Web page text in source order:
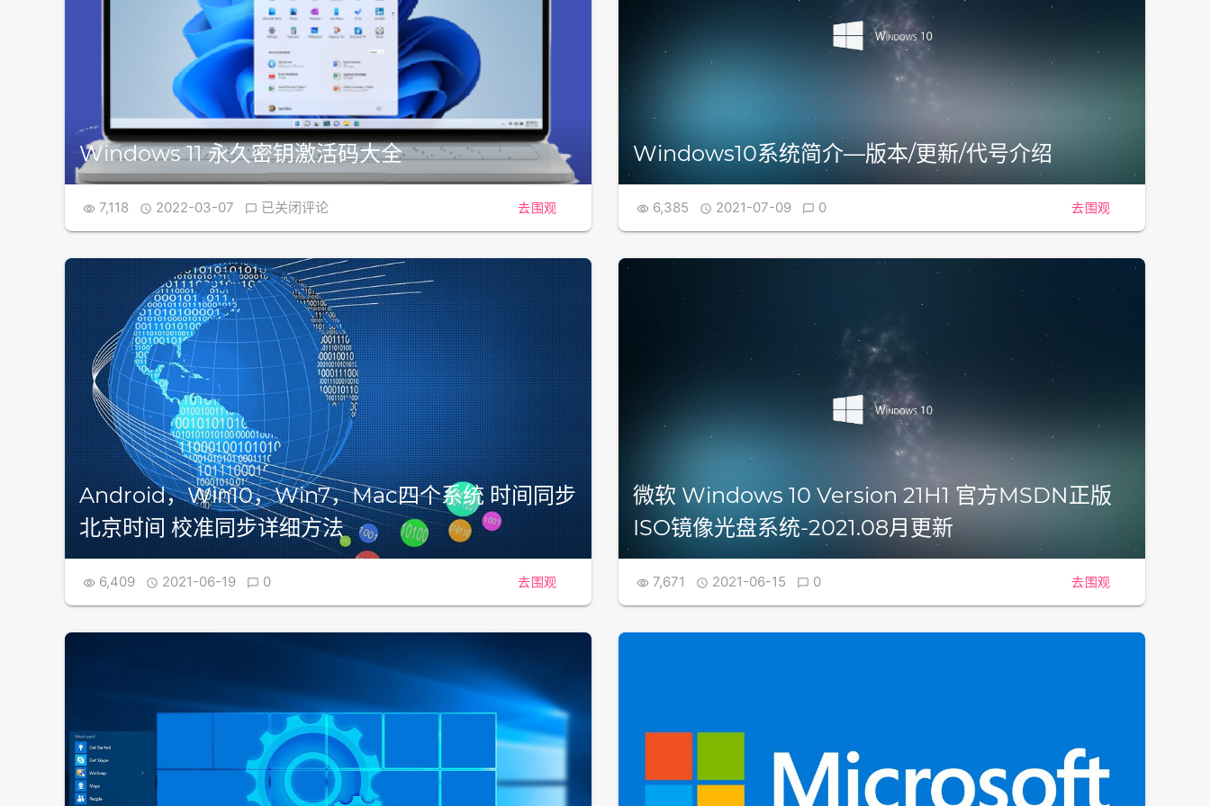
Windows 11 永久密钥激活码大全
 7,118  2022-03-07  Windows
永
久
密
钥
激
活
码
大
全
已关闭评论 去围观
Windows10系统简介—版本/更新/代号介绍
 6,385  2021-07-09  0 去围观
Android，Win10，Win7，Mac四个系统 时间同步
北京时间 校准同步详细方法
 6,409  2021-06-19  0 去围观
微软 Windows 10 Version 21H1 官方MSDN正版
ISO镜像光盘系统-2021.08月更新
 7,671  2021-06-15  0 去围观